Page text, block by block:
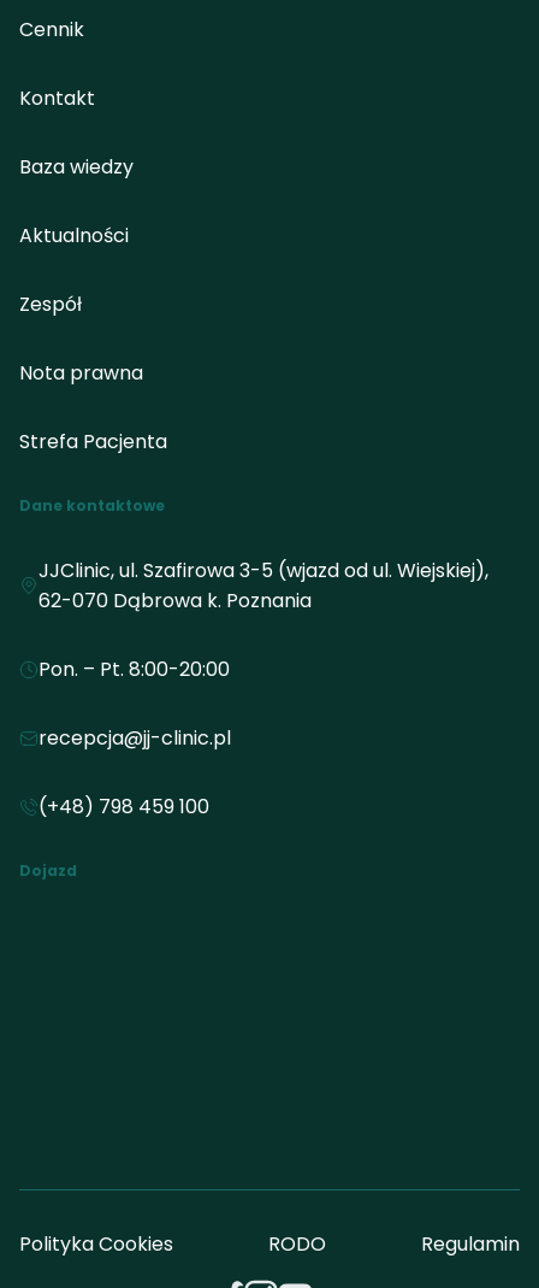
Cennik
Kontakt
Baza wiedzy
Aktualności
Zespół
Nota prawna
Strefa Pacjenta
Dane kontaktowe
JJClinic, ul. Szafirowa 3-5 (wjazd od ul. Wiejskiej),
62-070 Dąbrowa k. Poznania
Pon. – Pt. 8:00-20:00
recepcja@jj-clinic.pl
(+48) 798 459 100
Dojazd
Polityka Cookies RODO Regulamin